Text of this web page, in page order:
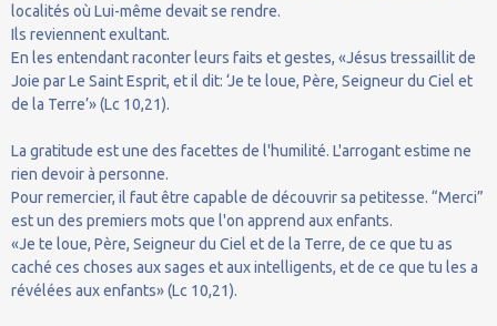
localités où Lui-même devait se rendre.
Ils reviennent exultant.
En les entendant raconter leurs faits et gestes, «Jésus tressaillit de
Joie par Le Saint Esprit, et il dit: ‘Je te loue, Père, Seigneur du Ciel et
de la Terre’» (Lc 10,21).
La gratitude est une des facettes de l'humilité. L'arrogant estime ne
rien devoir à personne.
Pour remercier, il faut être capable de découvrir sa petitesse. “Merci”
est un des premiers mots que l'on apprend aux enfants.
«Je te loue, Père, Seigneur du Ciel et de la Terre, de ce que tu as
caché ces choses aux sages et aux intelligents, et de ce que tu les a
révélées aux enfants» (Lc 10,21).